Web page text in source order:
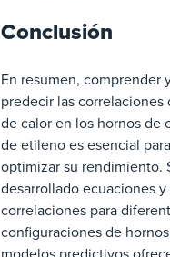
Conclusión
En resumen, comprender
predecir las correlaciones
de calor en los hornos de
de etileno es esencial para
optimizar su rendimiento.
desarrollado ecuaciones y
correlaciones para
configuraciones de